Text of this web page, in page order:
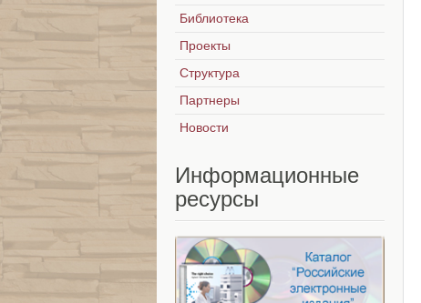
Библиотека
Проекты
Структура
Партнеры
Новости
Информационные
ресурсы